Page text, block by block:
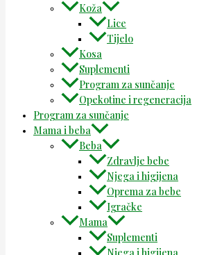
Koža
Lice
Tijelo
Kosa
Suplementi
Program za sunčanje
Opekotine i regeneracija
Program za sunčanje
Mama i beba
Beba
Zdravlje bebe
Njega i higijena
Oprema za bebe
Igračke
Mama
Suplementi